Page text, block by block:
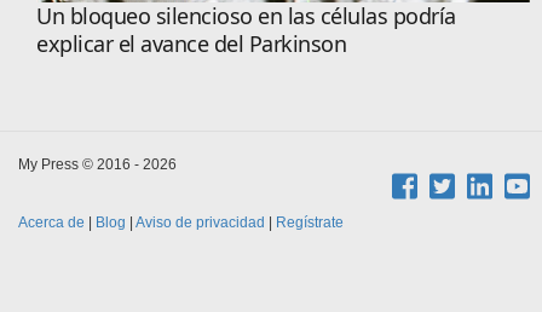
Un bloqueo silencioso en las células podría
explicar el avance del Parkinson
My Press © 2016 - 2026
Acerca de Blog Aviso de privacidad Regístrate